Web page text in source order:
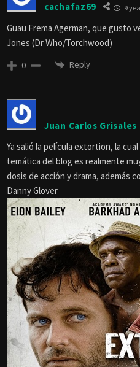
cachafaz69 9
Guau Frema Agerman, que gusto
Jones (Dr Who/Torchwood)
0 Reply
Juan Carlos Grisales
Ya salió la película extortion, la
temática del blog es realmente
dosis de acción y drama, además
Danny Glover